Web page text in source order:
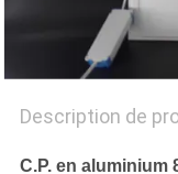
Description de
C.P. en aluminium